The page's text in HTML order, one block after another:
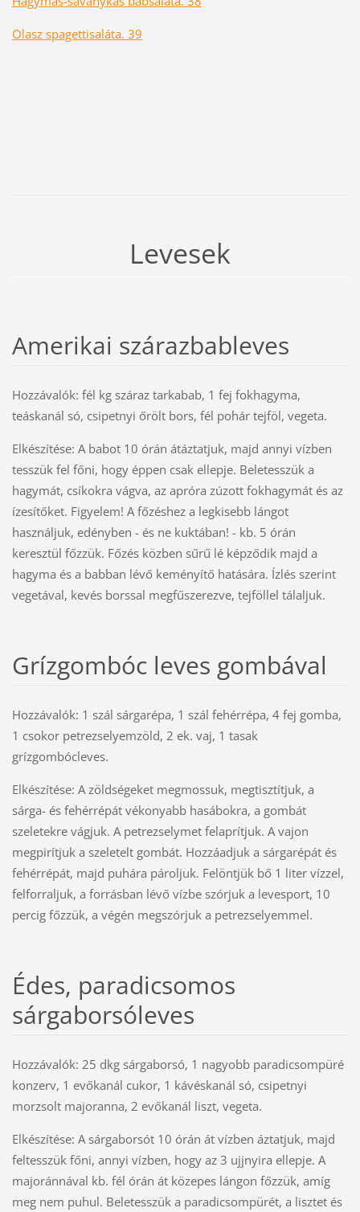
Olasz spagettisaláta. 39
Levesek
Amerikai szárazbableves
Hozzávalók: fél kg száraz tarkabab, 1 fej fokhagyma,
teáskanál só, csipetnyi őrölt bors, fél pohár tejföl, vegeta.
Elkészítése: A babot 10 órán átáztatjuk, majd annyi vízben
tesszük fel főni, hogy éppen csak ellepje. Beletesszük a
hagymát, csíkokra vágva, az apróra zúzott fokhagymát és az
ízesítőket. Figyelem! A főzéshez a legkisebb lángot
használjuk, edényben - és ne kuktában! - kb. 5 órán
keresztül főzzük. Főzés közben sűrű lé képződik majd a
hagyma és a babban lévő keményítő hatására. Ízlés szerint
vegetával, kevés borssal megfűszerezve, tejföllel tálaljuk.
Grízgombóc leves gombával
Hozzávalók: 1 szál sárgarépa, 1 szál fehérrépa, 4 fej gomba,
1 csokor petrezselyemzöld, 2 ek. vaj, 1 tasak
grízgombócleves.
Elkészítése: A zöldségeket megmossuk, megtisztítjuk, a
sárga- és fehérrépát vékonyabb hasábokra, a gombát
szeletekre vágjuk. A petrezselymet felaprítjuk. A vajon
megpirítjuk a szeletelt gombát. Hozzáadjuk a sárgarépát és
fehérrépát, majd puhára pároljuk. Felöntjük bő 1 liter vízzel,
felforraljuk, a forrásban lévő vízbe szórjuk a levesport, 10
percig főzzük, a végén megszórjuk a petrezselyemmel.
Édes, paradicsomos
sárgaborsóleves
Hozzávalók: 25 dkg sárgaborsó, 1 nagyobb paradicsompüré
konzerv, 1 evőkanál cukor, 1 kávéskanál só, csipetnyi
morzsolt majoranna, 2 evőkanál liszt, vegeta.
Elkészítése: A sárgaborsót 10 órán át vízben áztatjuk, majd
feltesszük főni, annyi vízben, hogy az 3 ujjnyira ellepje. A
majoránnával kb. fél órán át közepes lángon főzzük, amíg
meg nem puhul. Beletesszük a paradicsompürét, a lisztet és